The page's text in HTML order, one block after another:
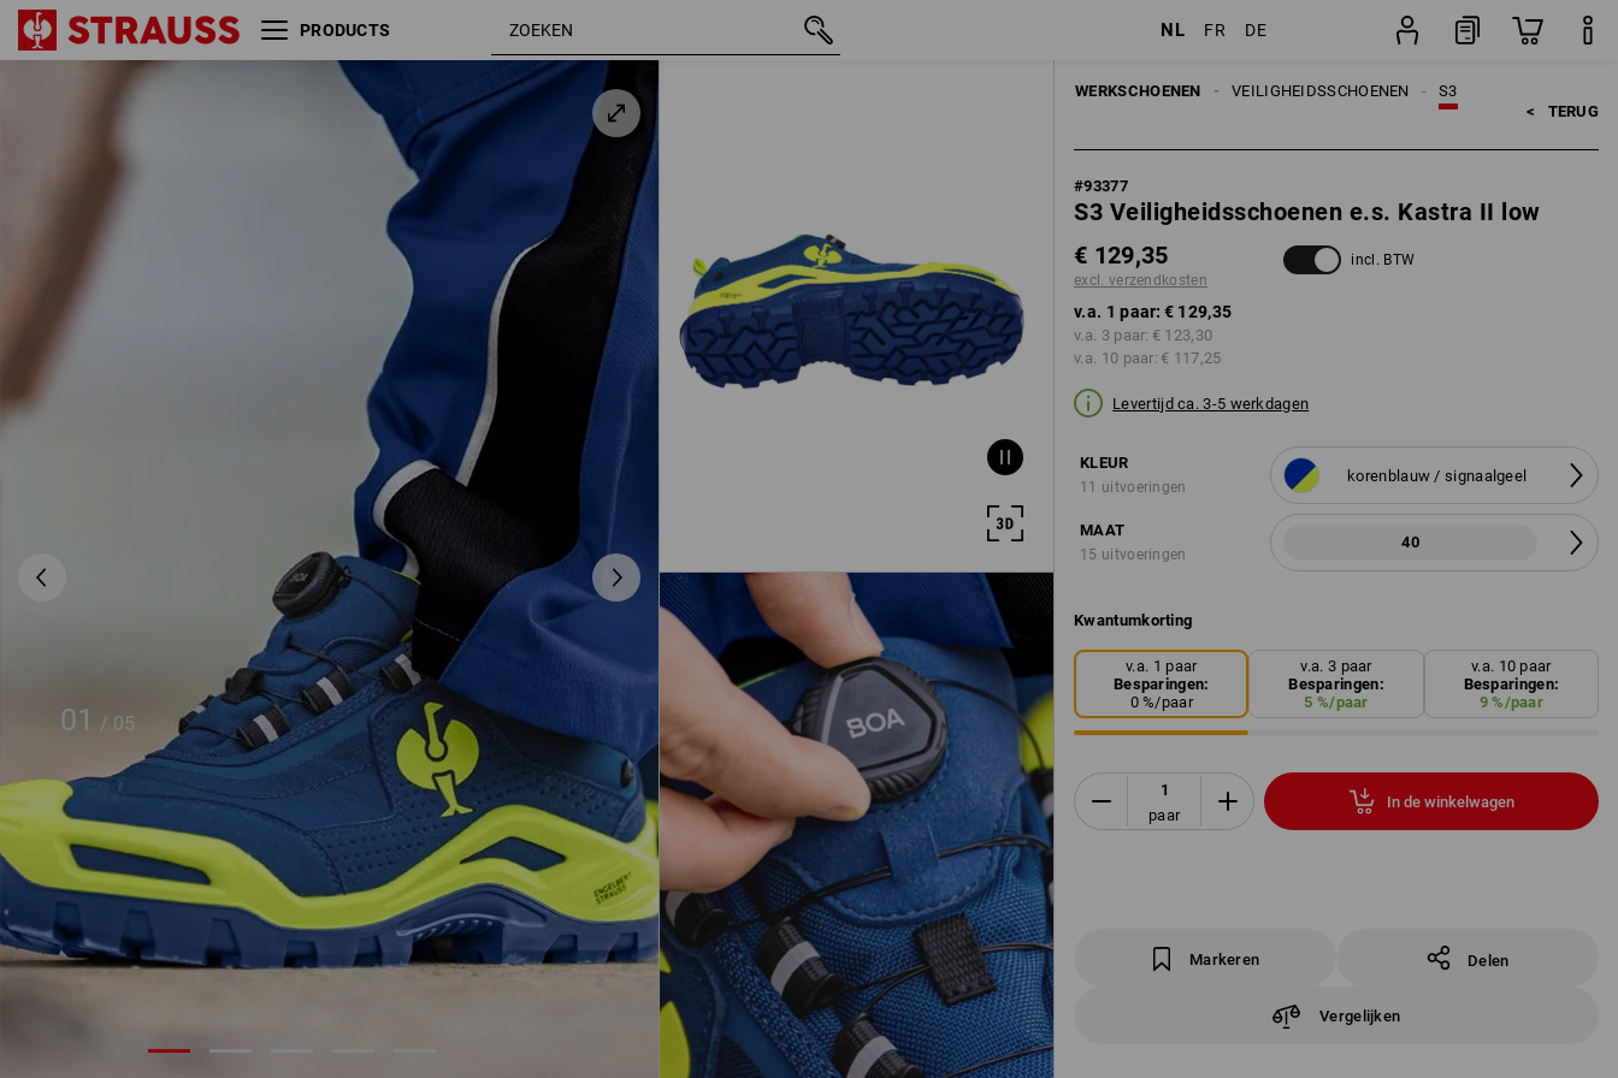
PRODUCTS NL FR DE
01 / 05
WERKSCHOENEN S3
VEILIGHEIDSSCHOENEN
< TERUG
#93377
S3 Veiligheidsschoenen e.s. Kastra II low
€ 129,35
excl. verzendkosten
incl. BTW
v.a. 1 paar: € 129,35
v.a. 3 paar: € 123,30
v.a. 10 paar: € 117,25
Levertijd ca. 3-5 werkdagen
KLEUR
11 uitvoeringen
korenblauw / signaalgeel
MAAT
15 uitvoeringen
40
Kwantumkorting
v.a. 1 paar
Besparingen:
0%/paar
v.a. 3 paar
Besparingen:
5 %/paar
v.a. 10 paar
Besparingen:
9%/paar
paar
In de winkelwagen
Markeren Delen
Vergelijken
S3 Veiligheidsschoenen
e.s. Kastra II low
signaalgeel
40